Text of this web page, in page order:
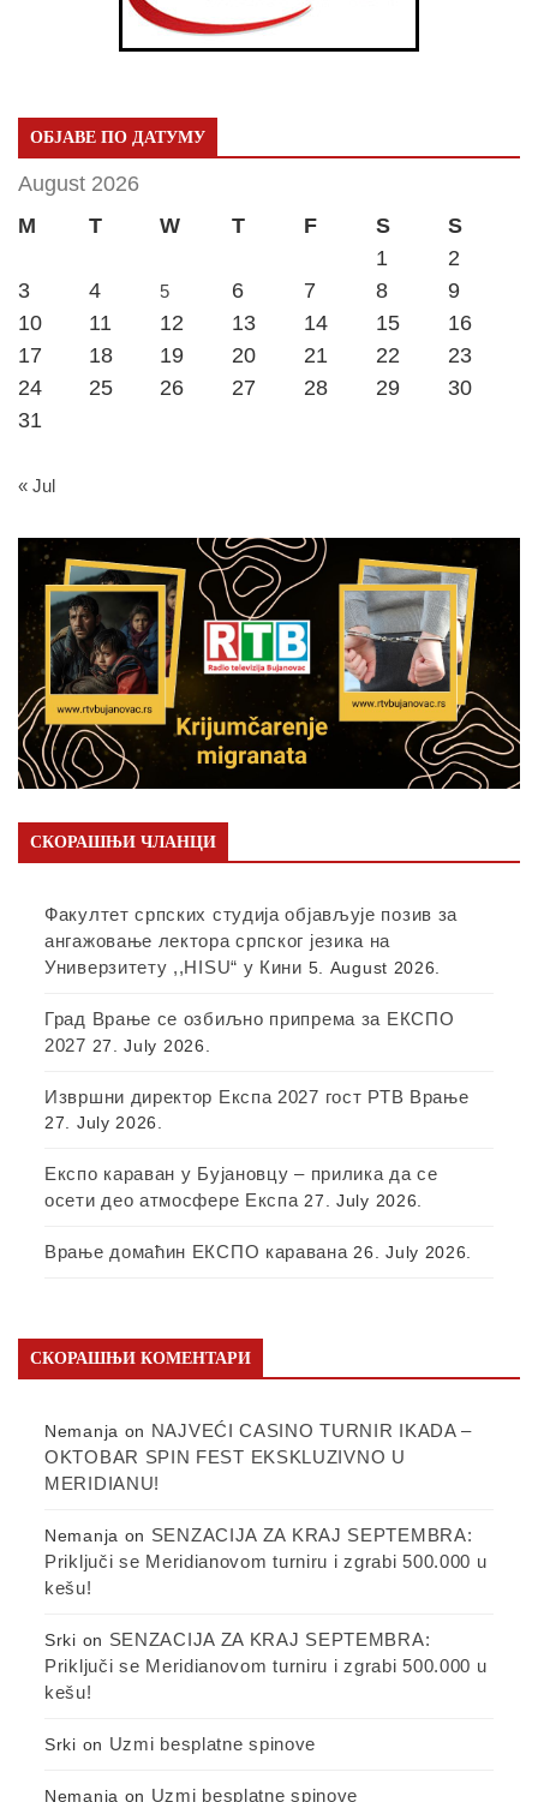
ОБЈАВЕ ПО ДАТУМУ
August 2026
M
T W T F S
S
1
2
3
4 5 6 7 8
9
10
11 12 13 14 15
16
17
18 19 20 21 22
23
24
25 26 27 28 29
30
31
« Jul
СКОРАШЊИ ЧЛАНЦИ
Факултет српских студија објављује позив за
ангажовање лектора српског језика на
Универзитету ,,HISU“ у Кини 5. August 2026.
Град Врање се озбиљно припрема за ЕКСПО
2027 27. July 2026.
Извршни директор Експа 2027 гост РТВ Врање
27. July 2026.
Експо караван у Бујановцу – прилика да се
осети део атмосфере Експа 27. July 2026.
Врање домаћин ЕКСПО каравана 26. July 2026.
СКОРАШЊИ КОМЕНТАРИ
Nemanja on NAJVEĆI CASINO TURNIR IKADA –
OKTOBAR SPIN FEST EKSKLUZIVNO U
MERIDIANU!
Nemanja on SENZACIJA ZA KRAJ SEPTEMBRA:
Priključi se Meridianovom turniru i zgrabi 500.000 u
kešu!
Srki on SENZACIJA ZA KRAJ SEPTEMBRA:
Priključi se Meridianovom turniru i zgrabi 500.000 u
kešu!
Srki on Uzmi besplatne spinove
Nemanja on Uzmi besplatne spinove